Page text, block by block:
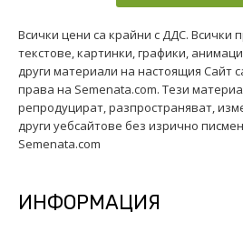
Всички цени са крайни с ДДС. Всички
текстове, картинки, графики,
други материали на настоящия Сайт
права на Semenata.com. Тези
репродуцират, разпространяват,
други уебсайтове без изрично
Semenata.com
ИНФОРМАЦИЯ